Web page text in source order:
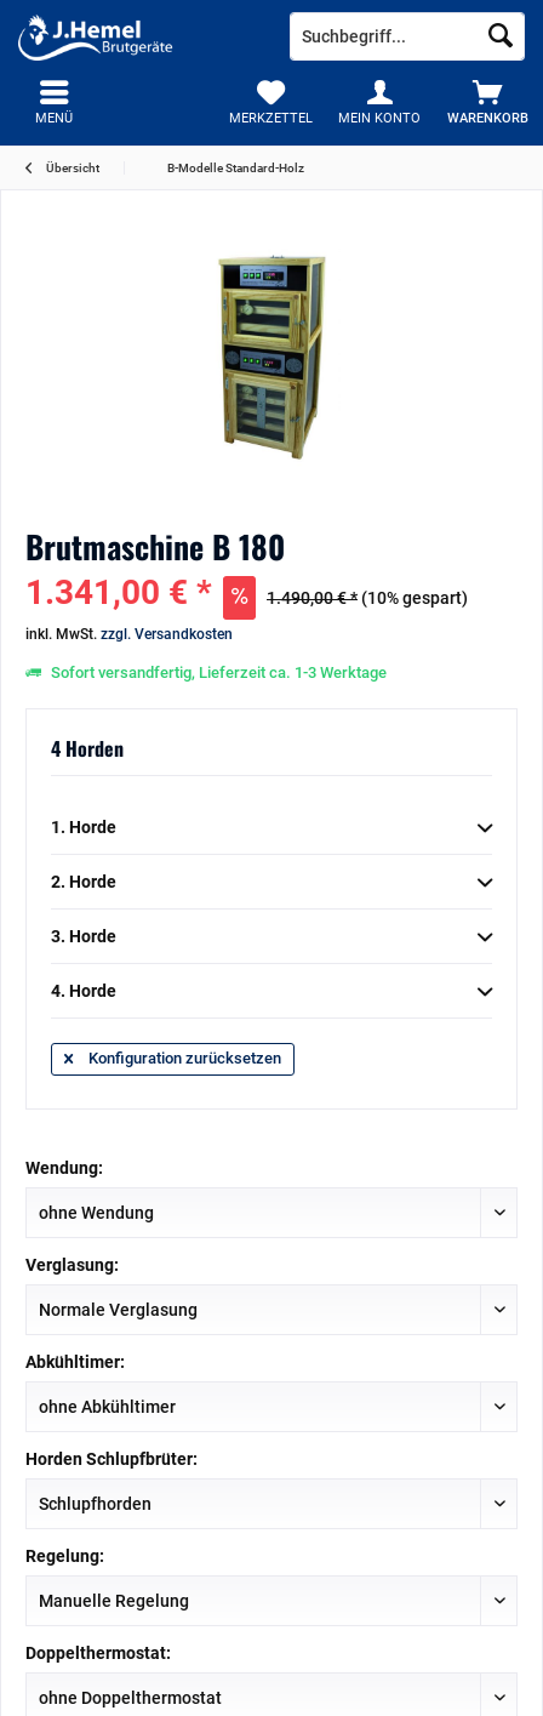
WARENKORB
MERKZETTEL MEIN KONTO
MENÜ
Übersicht B-Modelle Standard-Holz
Brutmaschine B 180
1.341,00 € * 1.490,00 € * (10% gespart)
inkl. MwSt. zzgl. Versandkosten
Sofort versandfertig, Lieferzeit ca. 1-3 Werktage
4 Horden
1. Horde
2. Horde
3. Horde
4. Horde
Konfiguration zurücksetzen
Wendung:
Verglasung:
Abkühltimer:
Horden Schlupfbrüter:
Regelung:
Doppelthermostat: